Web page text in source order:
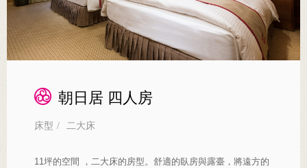
朝日居 四人房
床型 / 二大床
11坪的空間 ，二大床的房型。舒適的臥房與露臺，將遠方的